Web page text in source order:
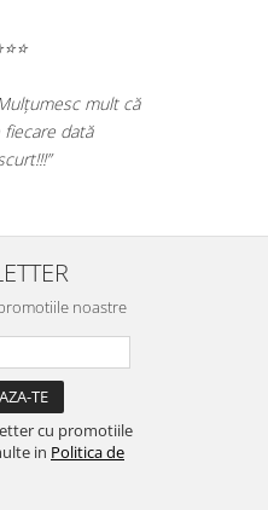
mult că
dată
noastre
cu promotiile
in Politica de